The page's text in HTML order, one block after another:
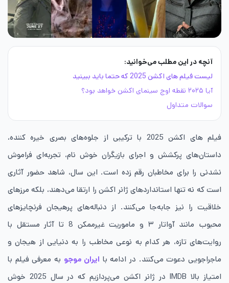
آنچه در این مطلب می‌خوانید:
لیست فیلم های اکشن 2025 که حتما باید ببینید
آیا ۲۰۲۵ نقطه اوج سینمای اکشن خواهد بود؟
سوالات متداول
فیلم های اکشن 2025 با ترکیبی از جلوه‌های بصری خیره‌ کننده،
داستان‌های پرکشش و اجرای بازیگران خوش نام، تجربه‌ای فراموش
نشدنی را برای مخاطبان رقم زده است. این سال، شاهد حضور آثاری
است که نه تنها استانداردهای ژانر اکشن را ارتقا می‌دهند، بلکه مرزهای
خلاقیت را نیز جابه‌جا می‌کنند. از دنباله‌های پرهیجان فرنچایزهای
محبوب مانند آواتار ۳ و ماموریت غیرممکن 8 تا آثار مستقل با
روایت‌های تازه، هر کدام به نوعی مخاطب را به دنیایی از هیجان و
ماجراجویی دعوت می‌کنند. در ادامه با ایران موجو به معرفی فیلم با
امتیاز بالا IMDB در ژانر اکشن می‌پردازیم که در سال 2025 خوش